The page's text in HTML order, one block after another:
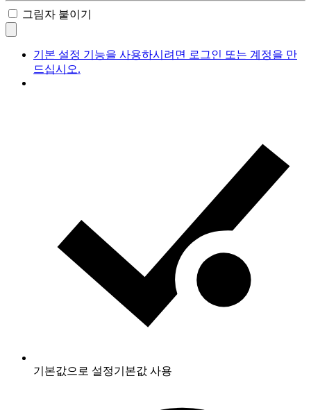
그림자 붙이기
기본 설정 기능을 사용하시려면 로그인 또는 계정을 만
드십시오.
기본값으로 설정기본값 사용